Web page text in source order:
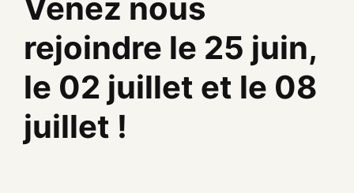
Venez nous
rejoindre le 25 juin,
le 02 juillet et le 08
juillet !